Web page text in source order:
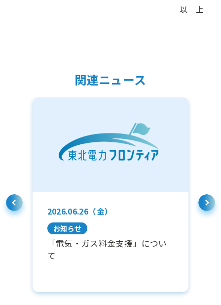
以 上
関連ニュース
2026.06.26（金）
お知らせ
「電気・ガス料金支援」につい
て